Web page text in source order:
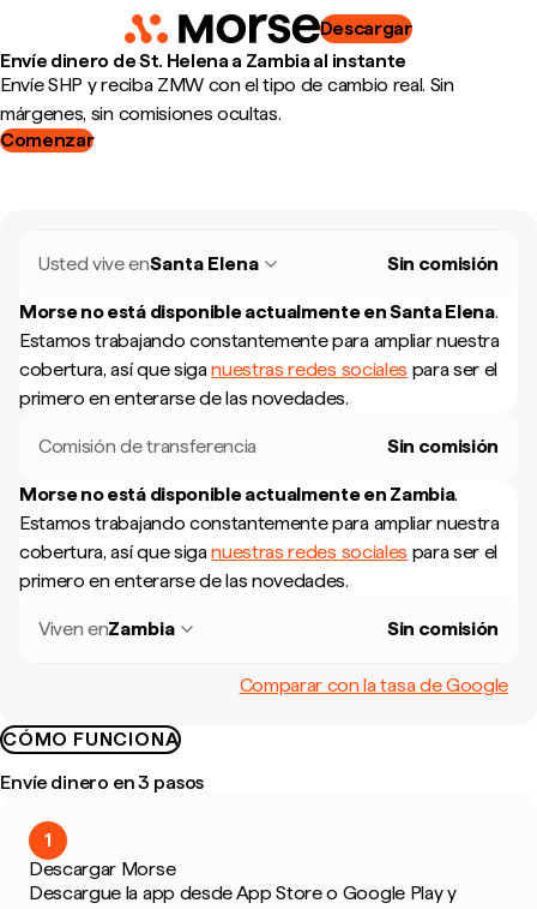
Descargar
Envíe dinero de St. Helena a Zambia al instante
Envíe SHP y reciba ZMW con el tipo de cambio real. Sin
márgenes, sin comisiones ocultas.
Comenzar
Usted vive enSanta Elena Sin comisión
Morse no está disponible actualmente enSanta Elena.
Estamos trabajando constantemente para ampliar nuestra
cobertura, así que siganuestras redes sociales para ser el
primero en enterarse de las novedades.
Comisión de transferencia Sin comisión
Morse no está disponible actualmente en Zambia.
Estamos trabajando constantemente para ampliar nuestra
cobertura, así que siganuestras redes sociales para ser el
primero en enterarse de las novedades.
Viven enZambia Sin comisión
Comparar con la tasa de Google
CÓMO FUNCIONA
Envíe dinero en 3 pasos
1
Descargar Morse
Descargue la app desde App Store o Google Play y